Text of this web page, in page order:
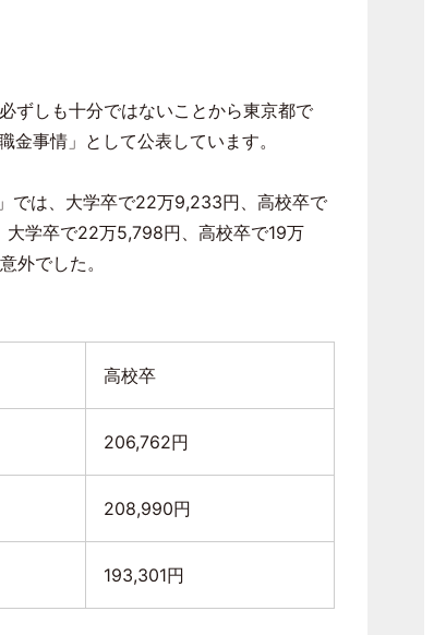
ずしも十分ではないことから東京都で
事情」として公表しています。
では、大学卒で22万9,233円、高校卒で
大学卒で22万5,798円、高校卒で19万
外でした。
高校卒
206,762円
208,990円
193,301円